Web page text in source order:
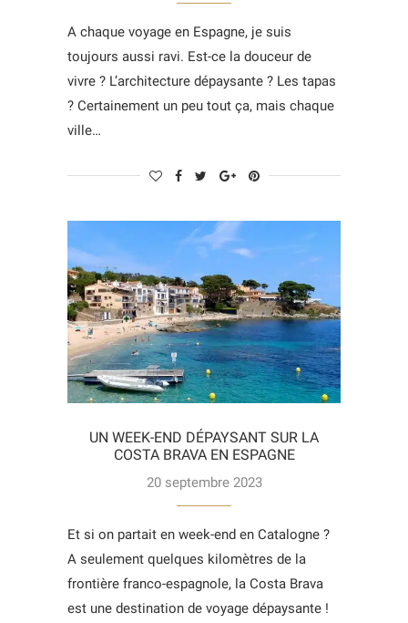
A chaque voyage en Espagne, je suis
toujours aussi ravi. Est-ce la douceur de
vivre ? L’architecture dépaysante ? Les tapas
? Certainement un peu tout ça, mais chaque
ville…
UN WEEK-END DÉPAYSANT SUR LA
COSTA BRAVA EN ESPAGNE
20 septembre 2023
Et si on partait en week-end en Catalogne ?
A seulement quelques kilomètres de la
frontière franco-espagnole, la Costa Brava
est une destination de voyage dépaysante !